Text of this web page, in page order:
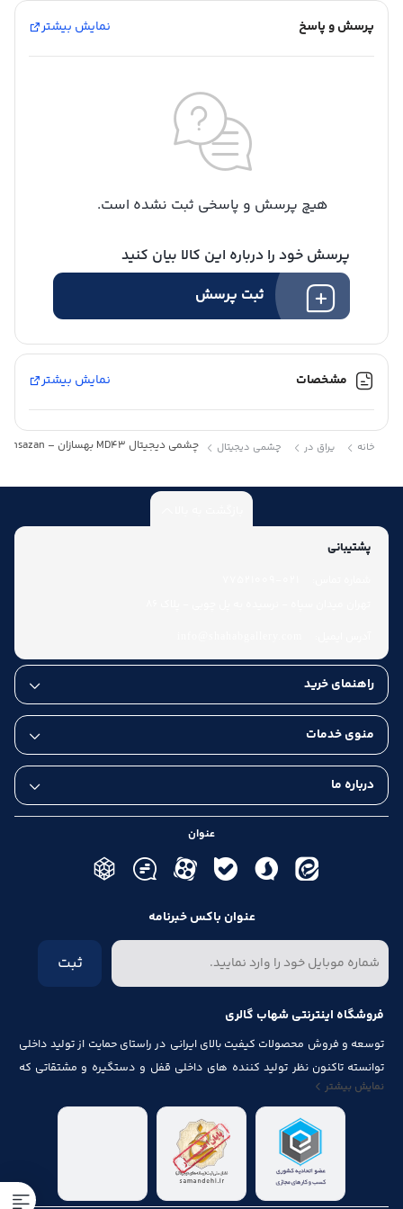
قابلیت عکسبرداری به صورت اتوماتیک
منو کاملا فارسی
قابلیت نصب بر روی درب های ضدسرقت و معمولی
قابلیت تنظیم سطح صدای زنگ
پرسش و پاسخ نمایش بیشتر
هیچ پرسش و پاسخی ثبت نشده است.
پرسش خود را درباره این کالا بیان کنید
ثبت پرسش
مشخصات نمایش بیشتر
خانه یراق در چشمی دیجیتال چشمی دیجیتال MD43 بهسازان – Behsazan
پشتیبانی
راهنمای خرید
منوی خدمات
درباره ما
عنوان
عنوان باکس خبرنامه
ثبت
فروشگاه اینترنتی شهاب گالری
توسعه و فروش محصولات کیفیت بالای ایرانی در راستای حمایت از تولید داخلی
توانسته تاکنون نظر تولید کننده های داخلی قفل و دستگیره و مشتقاتی که
مرتبط با درب و پنجره باشد از قبیل شماره پلاک، جک آرام بند ، فنر های در ، لولا ،
چرخ ، پیچ ، ریل ، پایه کابینت و لوازم آلات مصرف شده در کابینت را به خود جلب
نمایش بیشتر